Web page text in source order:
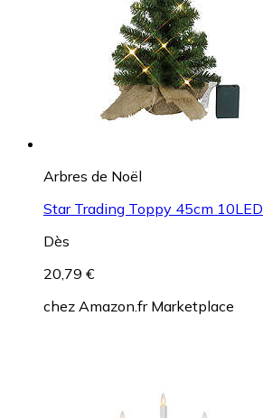
Arbres de Noël
Star Trading Toppy 45cm 10LED
Dès
20,79 €
chez Amazon.fr Marketplace